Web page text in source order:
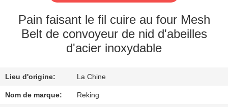
VISITE
D'USINE
DE
QUALITÉ
Pain faisant le fil cuire au four Mesh
Belt de convoyeur de nid d'abeilles
d'acier inoxydable
Lieu d'origine: La Chine
Nom de marque: Reking